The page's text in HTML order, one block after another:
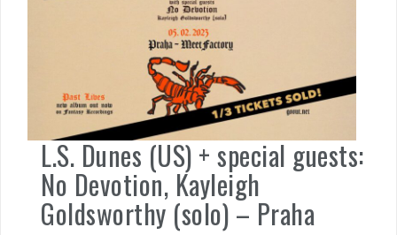
L.S. Dunes (US) + special guests:
No Devotion, Kayleigh
Goldsworthy (solo) – Praha